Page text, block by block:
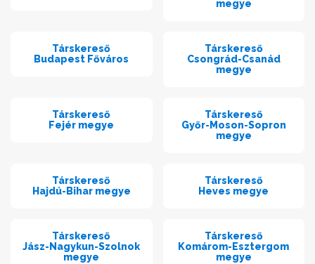
megye
Társkereső
Budapest Főváros
Társkereső
Csongrád-Csanád
megye
Társkereső
Fejér megye
Társkereső
Győr-Moson-Sopron
megye
Társkereső
Hajdú-Bihar megye
Társkereső
Heves megye
Társkereső
Jász-Nagykun-Szolnok
megye
Társkereső
Komárom-Esztergom
megye